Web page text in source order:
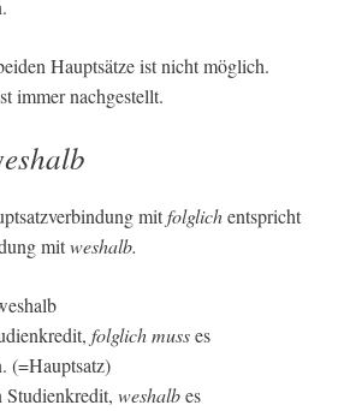
Hauptsätze ist nicht möglich.
immer nachgestellt.
eshalb
mitfolglichentspricht
mitweshalb.
folglich musses
(=Hauptsatz)
weshalbes